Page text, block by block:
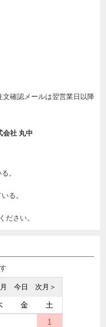
確認メールは翌営業日以降
会社 丸中
。
る。
ださい。
次月＞
今日
金
土
1